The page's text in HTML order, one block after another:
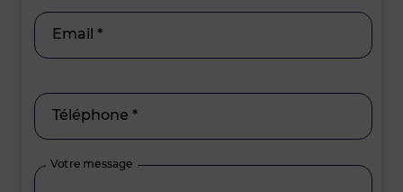
Email *
Téléphone *
Votre message